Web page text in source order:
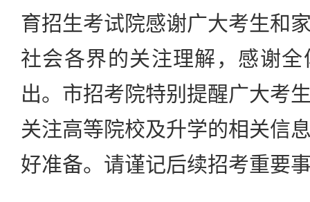
育招生考试院感谢广大考生和
社会各界的关注理解，感谢
出。市招考院特别提醒广大考
关注高等院校及升学的相关信
好准备。请谨记后续招考重要